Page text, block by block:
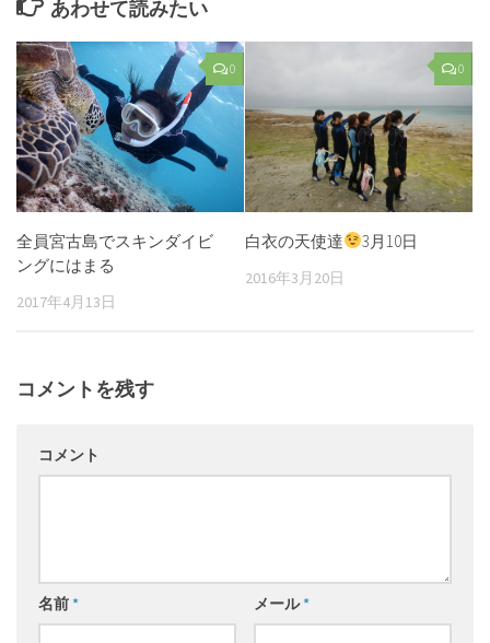
あわせて読みたい
0
全員宮古島でスキンダイビ
ングにはまる
2017年4月13日
0
白衣の天使達 3月10日
2016年3月20日
コメントを残す
コメント
名前* メール*